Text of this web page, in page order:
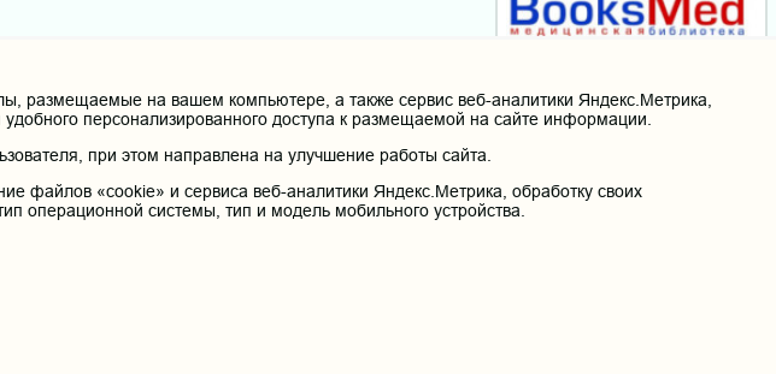
на вашем компьютере, а также сервис веб-аналитики Яндекс.Метрика,
персонализированного доступа к размещаемой на сайте информации.
при этом направлена на улучшение работы сайта.
файлов «cookie» и сервиса веб-аналитики Яндекс.Метрика, обработку своих
операционной системы, тип и модель мобильного устройства.